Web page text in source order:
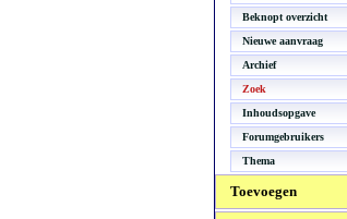
Beknopt overzicht
Nieuwe aanvraag
Archief
Zoek
Inhoudsopgave
Forumgebruikers
Thema
Toevoegen